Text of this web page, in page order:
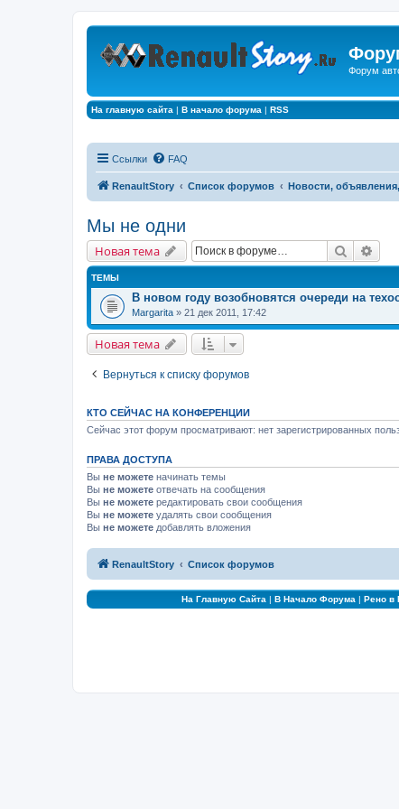
Форум
На главную сайта | В начало форума | RSS
Ссылки FAQ
RenaultStory Список форумов Новости,
Мы не одни
Новая тема Поиск
ТЕМЫ
В новом году возобновятся очереди на
Margarita » 21 дек 2011, 17:42
Новая тема
Вернуться к списку форумов
КТО СЕЙЧАС НА КОНФЕРЕНЦИИ
Сейчас этот форум просматривают: нет зарегистрированных
ПРАВА ДОСТУПА
Вы не можете начинать темы
Вы не можете отвечать на сообщения
Вы не можете редактировать свои сообщения
Вы не можете удалять свои сообщения
Вы не можете добавлять вложения
RenaultStory Список форумов
На Главную Сайта | В Начало Форума | Рено в